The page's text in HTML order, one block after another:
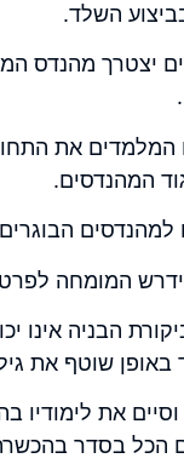
השלד.
יצטרך מהנדס
המלמדים את
המהנדסים.
למהנדסים
המומחה לפרט
הבניה
שוטף את
וסיים את
הכל בסדר